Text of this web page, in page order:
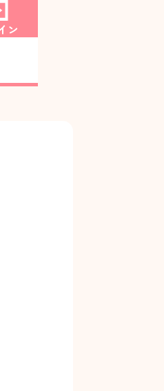
ン